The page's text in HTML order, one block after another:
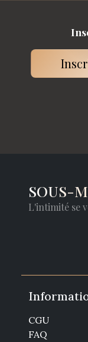
SOUS-
L'intimité se
CGU
FAQ